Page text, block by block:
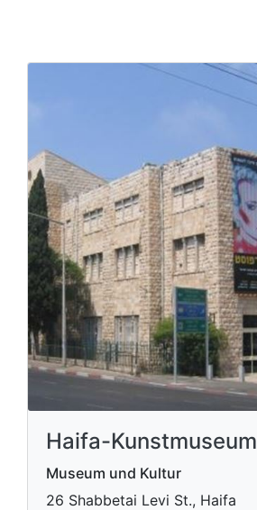
Haifa-Kunstmuseum
Museum und Kultur
26 Shabbetai Levi St., Haifa